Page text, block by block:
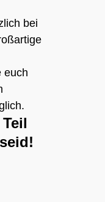
bei
euch